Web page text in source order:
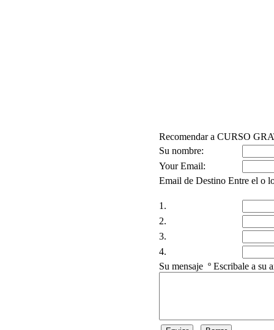
Recomendar a CURSO
Su nombre:
Your Email:
Email de Destino Entre el o
1.
2.
3.
4.
Su mensaje º Escribale a su